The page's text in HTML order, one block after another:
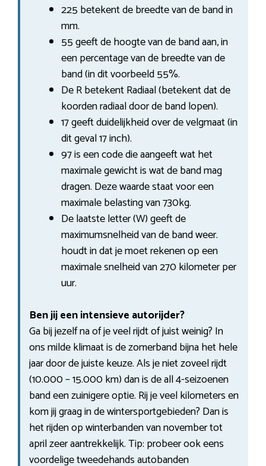
225 betekent de breedte van de band in
mm.
55 geeft de hoogte van de band aan, in
een percentage van de breedte van de
band (in dit voorbeeld 55%.
De R betekent Radiaal (betekent dat de
koorden radiaal door de band lopen).
17 geeft duidelijkheid over de velgmaat (in
dit geval 17 inch).
97 is een code die aangeeft wat het
maximale gewicht is wat de band mag
dragen. Deze waarde staat voor een
maximale belasting van 730kg.
De laatste letter (W) geeft de
maximumsnelheid van de band weer.
houdt in dat je moet rekenen op een
maximale snelheid van 270 kilometer per
uur.
Ben jij een intensieve autorijder?
Ga bij jezelf na of je veel rijdt of juist weinig? In
ons milde klimaat is de zomerband bijna het hele
jaar door de juiste keuze. Als je niet zoveel rijdt
(10.000 – 15.000 km) dan is de all 4-seizoenen
band een zuinigere optie. Rij je veel kilometers en
kom jij graag in de wintersportgebieden? Dan is
het rijden op winterbanden van november tot
april zeer aantrekkelijk. Tip: probeer ook eens
voordelige tweedehands autobanden